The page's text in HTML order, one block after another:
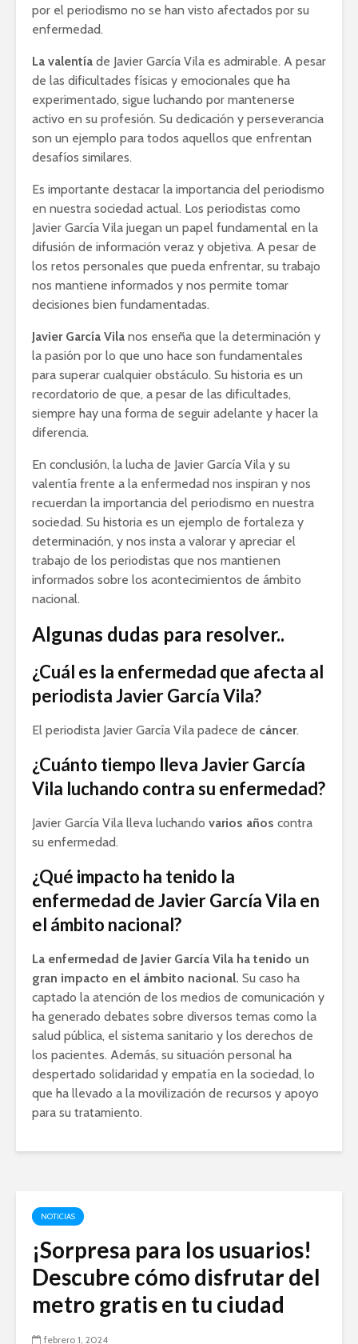
por el periodismo no se han visto afectados por su
enfermedad.
La valentía de Javier García Vila es admirable. A pesar
de las dificultades físicas y emocionales que ha
experimentado, sigue luchando por mantenerse
activo en su profesión. Su dedicación y perseverancia
son un ejemplo para todos aquellos que enfrentan
desafíos similares.
Es importante destacar la importancia del periodismo
en nuestra sociedad actual. Los periodistas como
Javier García Vila juegan un papel fundamental en la
difusión de información veraz y objetiva. A pesar de
los retos personales que pueda enfrentar, su trabajo
nos mantiene informados y nos permite tomar
decisiones bien fundamentadas.
Javier García Vila nos enseña que la determinación y
la pasión por lo que uno hace son fundamentales
para superar cualquier obstáculo. Su historia es un
recordatorio de que, a pesar de las dificultades,
siempre hay una forma de seguir adelante y hacer la
diferencia.
En conclusión, la lucha de Javier García Vila y su
valentía frente a la enfermedad nos inspiran y nos
recuerdan la importancia del periodismo en nuestra
sociedad. Su historia es un ejemplo de fortaleza y
determinación, y nos insta a valorar y apreciar el
trabajo de los periodistas que nos mantienen
informados sobre los acontecimientos de ámbito
nacional.
Algunas dudas para resolver..
¿Cuál es la enfermedad que afecta al
periodista Javier García Vila?
El periodista Javier García Vila padece de cáncer.
¿Cuánto tiempo lleva Javier García
Vila luchando contra su enfermedad?
Javier García Vila lleva luchando varios años contra
su enfermedad.
¿Qué impacto ha tenido la
enfermedad de Javier García Vila en
el ámbito nacional?
La enfermedad de Javier García Vila ha tenido un
gran impacto en el ámbito nacional. Su caso ha
captado la atención de los medios de comunicación y
ha generado debates sobre diversos temas como la
salud pública, el sistema sanitario y los derechos de
los pacientes. Además, su situación personal ha
despertado solidaridad y empatía en la sociedad, lo
que ha llevado a la movilización de recursos y apoyo
para su tratamiento.
NOTICIAS
¡Sorpresa para los usuarios!
Descubre cómo disfrutar del
metro gratis en tu ciudad
febrero 1, 2024